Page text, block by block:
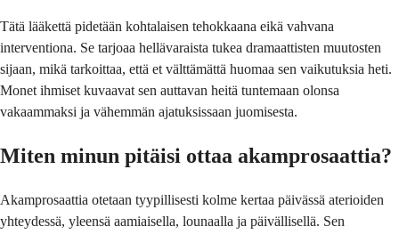
Tätä lääkettä pidetään kohtalaisen tehokkaana eikä vahvana
interventiona. Se tarjoaa hellävaraista tukea dramaattisten muutosten
sijaan, mikä tarkoittaa, että et välttämättä huomaa sen vaikutuksia heti.
Monet ihmiset kuvaavat sen auttavan heitä tuntemaan olonsa
vakaammaksi ja vähemmän ajatuksissaan juomisesta.
Miten minun pitäisi ottaa akamprosaattia?
Akamprosaattia otetaan tyypillisesti kolme kertaa päivässä aterioiden
yhteydessä, yleensä aamiaisella, lounaalla ja päivällisellä. Sen